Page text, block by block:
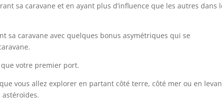
sa caravane et en ayant plus d’influence que les autres dans
sa caravane avec quelques bonus asymétriques qui se
votre premier port.
vous allez explorer en partant côté terre, côté mer ou en